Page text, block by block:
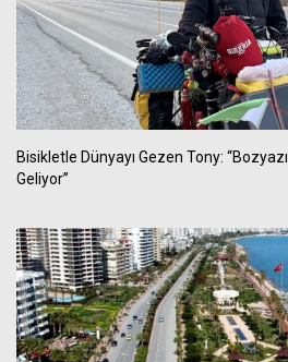
Bisikletle Dünyayı Gezen Tony:
Geliyor”